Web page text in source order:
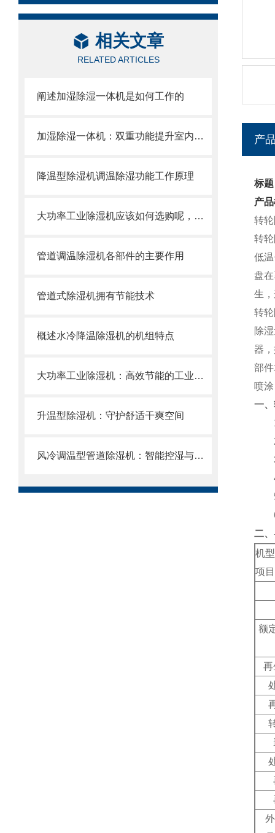
相关文章
RELATED ARTICLES
阐述加湿除湿一体机是如何工作的
加湿除湿一体机：双重功能提升室内空气质量
降温型除湿机调温除湿功能工作原理
大功率工业除湿机应该如何选购呢，认准以下几点
管道调温除湿机各部件的主要作用
管道式除湿机拥有节能技术
概述水冷降温除湿机的机组特点
大功率工业除湿机：高效节能的工业干燥解决方案
升温型除湿机：守护舒适干爽空间
风冷调温型管道除湿机：智能控湿与舒适环境的融合方案
产
标
产
转
转
低
盘
生
转
除
器
部
喷
一、
1.
2.
3.
4.
5.
6.
二、
机型
项目
额
再